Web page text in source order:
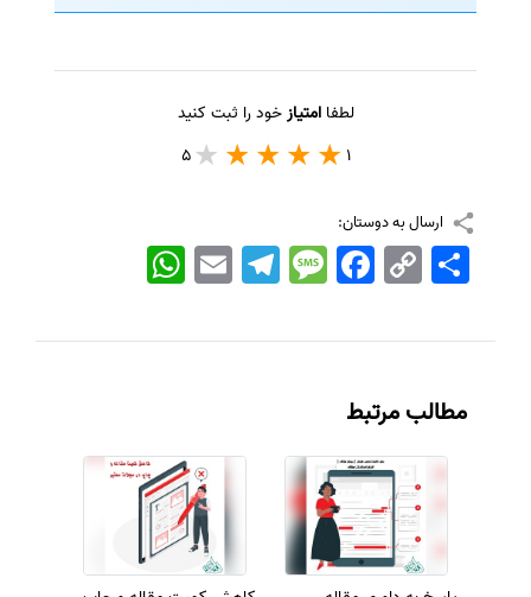
لطفاامتیاز خود را ثبت کنید
1
5
ارسال به دوستان:
WhatsApp EmailTelegramMessageFacebook Copy
Link
اشتراک
مطالب مرتبط